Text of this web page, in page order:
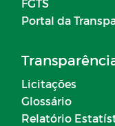
FGTS
Portal da
Licitações
Glossário
Relatório